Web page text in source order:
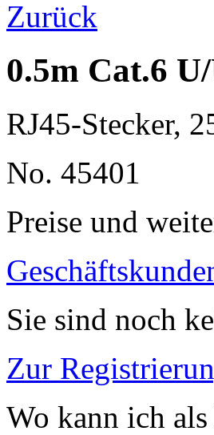
Zurück
0.5m Cat.6
RJ45-Stecker,
No. 45401
Preise und
Sie sind noch
Zur
Wo kann ich